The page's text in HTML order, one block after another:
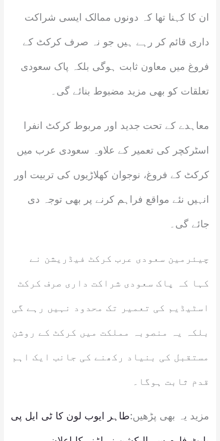
ان کا کہنا تھا کہ دونوں ممالک ایسی شراکت
داری قائم کر رہے ہیں جو نہ صرف کرکٹ کے
فروغ میں معاون ثابت ہوگی بلکہ پاک سعودی
تعلقات کو بھی مزید مضبوط بنائے گی۔
معاہدے کے تحت جدید اور مربوط کرکٹ انفرا
اسٹرکچر کی تعمیر کے علاوہ سعودی عرب میں
کرکٹ کے فروغ، نوجوان کھلاڑیوں کی تربیت اور
انہیں نئے مواقع فراہم کرنے پر بھی توجہ دی
جائے گی۔
چیئرمین سعودی عرب کرکٹ فیڈریشن نے
کہا کہ پاک سعودی شراکت داری صرف کرکٹ
اسٹیڈیم کی تعمیر تک محدود نہیں رہے گی
بلکہ یہ منصوبہ مملکت میں کرکٹ کے روشن
مستقبل کی بنیاد رکھنے کی جانب ایک اہم
قدم ثابت ہوگا۔
مزید یہ بھی پڑھیں:طاہر ایوب لون کا ٹی ایل پی